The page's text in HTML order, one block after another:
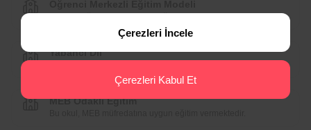
Bu okul, öğrenci merkezli bir eğitim modeli sunmaktadır.
Yabancı Dil
MEB Odaklı Eğitim
Çerezleri İncele
Çerezleri Kabul Et